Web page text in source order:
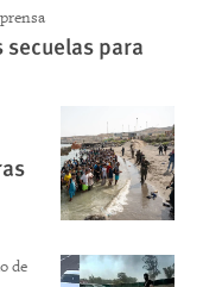
para
de